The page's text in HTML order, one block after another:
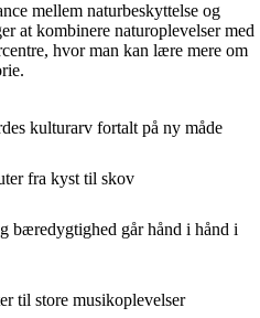
mellem naturbeskyttelse og
at kombinere naturoplevelser med
hvor man kan lære mere om
kulturarv fortalt på ny måde
fra kyst til skov
bæredygtighed går hånd i hånd i
til store musikoplevelser